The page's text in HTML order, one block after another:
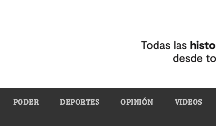
PODER DEPORTES OPINIÓN VIDEOS